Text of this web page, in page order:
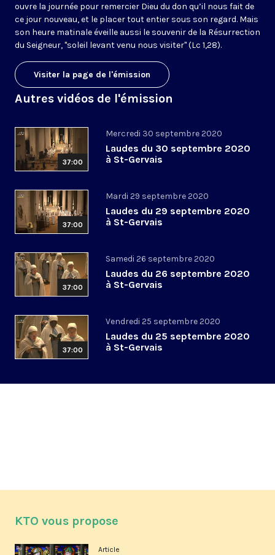
ouvre la journée pour remercier Dieu du don qu’il nous fait de
ce jour nouveau, et le placer tout entier sous son regard. Mais
son heure matinale éveille aussi le souvenir de la Résurrection
du Seigneur, "soleil levant venu nous visiter" (Lc 1,28).
Visiter la page de l'émission
Autres vidéos de l'émission
37:00
Mercredi 30 septembre 2020
Laudes du 30 septembre 2020
à St-Gervais
37:00
Mardi 29 septembre 2020
Laudes du 29 septembre 2020
à St-Gervais
37:00
Samedi 26 septembre 2020
Laudes du 26 septembre 2020
à St-Gervais
37:00
Vendredi 25 septembre 2020
Laudes du 25 septembre 2020
à St-Gervais
KTO vous propose
Article